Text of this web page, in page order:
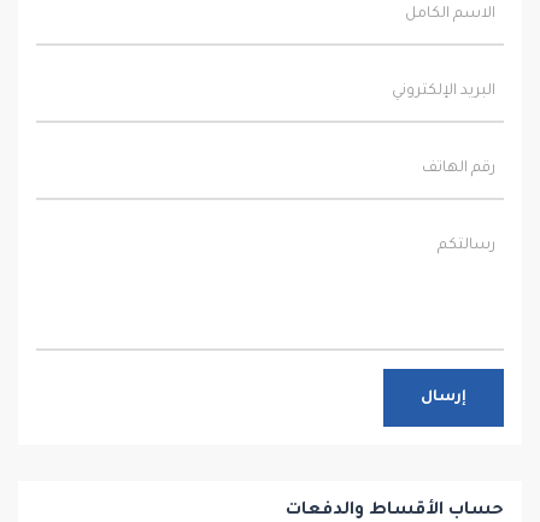
إرسال
حساب الأقساط والدفعات